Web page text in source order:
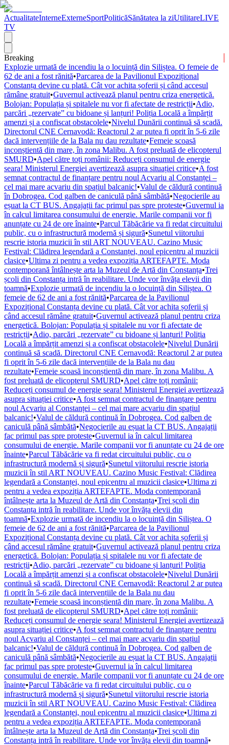
ActualitateInterneExterneSportPoliticăSănătatea la ziUtilitareLIVE
TV
Breaking
Explozie urmată de incendiu la o locuință din Siliștea. O femeie de
62 de ani a fost rănită•Parcarea de la Pavilionul Expozițional
Constanța devine cu plată. Cât vor achita șoferii și când accesul
rămâne gratuit•Guvernul activează planul pentru criza energetică.
Bolojan: Populația și spitalele nu vor fi afectate de restricții•Adio,
parcări „rezervate” cu bidoane și lanțuri! Poliția Locală a împărțit
amenzi și a confiscat obstacolele•Nivelul Dunării continuă să scadă.
Directorul CNE Cernavodă: Reactorul 2 ar putea fi oprit în 5-6 zile
dacă intervențiile de la Bala nu dau rezultate•Femeie scoasă
inconștientă din mare, în zona Malibu. A fost preluată de elicopterul
SMURD•Apel către toți românii: Reduceți consumul de energie
seara! Ministerul Energiei avertizează asupra situației critice•A fost
semnat contractul de finanțare pentru noul Acvariu al Constanței –
cel mai mare acvariu din spațiul balcanic!•Valul de căldură continuă
în Dobrogea. Cod galben de caniculă până sâmbătă•Negocierile au
eșuat la CT BUS. Angajații fac primul pas spre proteste•Guvernul ia
în calcul limitarea consumului de energie. Marile companii vor fi
anunțate cu 24 de ore înainte•Parcul Tăbăcărie va fi redat circuitului
public, cu o infrastructură modernă și sigură•Sunetul viitorului
rescrie istoria muzicii în stil ART NOUVEAU. Cazino Music
Festival: Clădirea legendară a Constanței, noul epicentru al muzicii
clasice•Ultima zi pentru a vedea expoziția ARTEFAPTE. Moda
contemporană întâlnește arta la Muzeul de Artă din Constanța•Trei
școli din Constanța intră în reabilitare. Unde vor învăța elevii din
toamnă•Explozie urmată de incendiu la o locuință din Siliștea. O
femeie de 62 de ani a fost rănită•Parcarea de la Pavilionul
Expozițional Constanța devine cu plată. Cât vor achita șoferii și
când accesul rămâne gratuit•Guvernul activează planul pentru criza
energetică. Bolojan: Populația și spitalele nu vor fi afectate de
restricții•Adio, parcări „rezervate” cu bidoane și lanțuri! Poliția
Locală a împărțit amenzi și a confiscat obstacolele•Nivelul Dunării
continuă să scadă. Directorul CNE Cernavodă: Reactorul 2 ar putea
fi oprit în 5-6 zile dacă intervențiile de la Bala nu dau
rezultate•Femeie scoasă inconștientă din mare, în zona Malibu. A
fost preluată de elicopterul SMURD•Apel către toți românii:
Reduceți consumul de energie seara! Ministerul Energiei avertizează
asupra situației critice•A fost semnat contractul de finanțare pentru
noul Acvariu al Constanței – cel mai mare acvariu din spațiul
balcanic!•Valul de căldură continuă în Dobrogea. Cod galben de
caniculă până sâmbătă•Negocierile au eșuat la CT BUS. Angajații
fac primul pas spre proteste•Guvernul ia în calcul limitarea
consumului de energie. Marile companii vor fi anunțate cu 24 de ore
înainte•Parcul Tăbăcărie va fi redat circuitului public, cu o
infrastructură modernă și sigură•Sunetul viitorului rescrie istoria
muzicii în stil ART NOUVEAU. Cazino Music Festival: Clădirea
legendară a Constanței, noul epicentru al muzicii clasice•Ultima zi
pentru a vedea expoziția ARTEFAPTE. Moda contemporană
întâlnește arta la Muzeul de Artă din Constanța•Trei școli din
Constanța intră în reabilitare. Unde vor învăța elevii din
toamnă•Explozie urmată de incendiu la o locuință din Siliștea. O
femeie de 62 de ani a fost rănită•Parcarea de la Pavilionul
Expozițional Constanța devine cu plată. Cât vor achita șoferii și
când accesul rămâne gratuit•Guvernul activează planul pentru criza
energetică. Bolojan: Populația și spitalele nu vor fi afectate de
restricții•Adio, parcări „rezervate” cu bidoane și lanțuri! Poliția
Locală a împărțit amenzi și a confiscat obstacolele•Nivelul Dunării
continuă să scadă. Directorul CNE Cernavodă: Reactorul 2 ar putea
fi oprit în 5-6 zile dacă intervențiile de la Bala nu dau
rezultate•Femeie scoasă inconștientă din mare, în zona Malibu. A
fost preluată de elicopterul SMURD•Apel către toți românii:
Reduceți consumul de energie seara! Ministerul Energiei avertizează
asupra situației critice•A fost semnat contractul de finanțare pentru
noul Acvariu al Constanței – cel mai mare acvariu din spațiul
balcanic!•Valul de căldură continuă în Dobrogea. Cod galben de
caniculă până sâmbătă•Negocierile au eșuat la CT BUS. Angajații
fac primul pas spre proteste•Guvernul ia în calcul limitarea
consumului de energie. Marile companii vor fi anunțate cu 24 de ore
înainte•Parcul Tăbăcărie va fi redat circuitului public, cu o
infrastructură modernă și sigură•Sunetul viitorului rescrie istoria
muzicii în stil ART NOUVEAU. Cazino Music Festival: Clădirea
legendară a Constanței, noul epicentru al muzicii clasice•Ultima zi
pentru a vedea expoziția ARTEFAPTE. Moda contemporană
întâlnește arta la Muzeul de Artă din Constanța•Trei școli din
Constanța intră în reabilitare. Unde vor învăța elevii din toamnă•